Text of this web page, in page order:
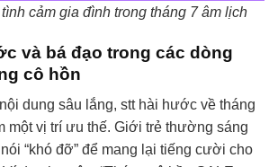
cảm gia đình trong tháng 7 âm lịch
và bá đạo trong các dòng
cô hồn
dung sâu lắng, stt hài hước về tháng
một vị trí ưu thế. Giới trẻ thường sáng
“khó đỡ” để mang lại tiếng cười cho